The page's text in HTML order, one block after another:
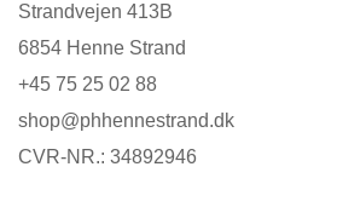
Strandvejen 413B
6854 Henne Strand
+45 75 25 02 88
shop@phhennestrand.dk
CVR-NR.: 34892946